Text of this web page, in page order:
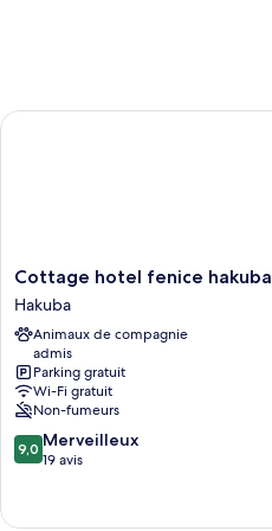
Cottage
hotel
fenice
hakuba
Hakuba
Cottage hotel fenice hakuba
Hakuba
Animaux de compagnie
admis
Parking gratuit
Wi-Fi gratuit
Non-fumeurs
9.0
sur
19 avis
9,0 Merveilleux
19 avis
Cottage hotel fenice hakuba